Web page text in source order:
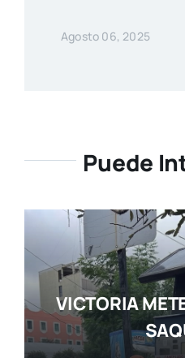
Agosto 06, 2025
Puede
VICTORIA